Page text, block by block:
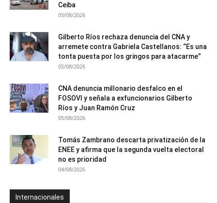
Ceiba
05/08/2026
Gilberto Ríos rechaza denuncia del CNA y
arremete contra Gabriela Castellanos: “Es una
tonta puesta por los gringos para atacarme”
05/08/2026
CNA denuncia millonario desfalco en el
FOSOVI y señala a exfuncionarios Gilberto
Ríos y Juan Ramón Cruz
05/08/2026
Tomás Zambrano descarta privatización de la
ENEE y afirma que la segunda vuelta electoral
no es prioridad
04/08/2026
Internacionales